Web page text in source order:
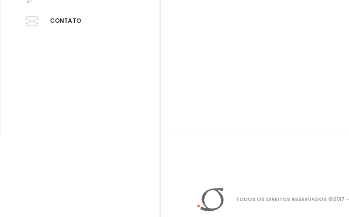
CONTATO
TODOS OS DIREITOS RESERVADOS ©2017 -